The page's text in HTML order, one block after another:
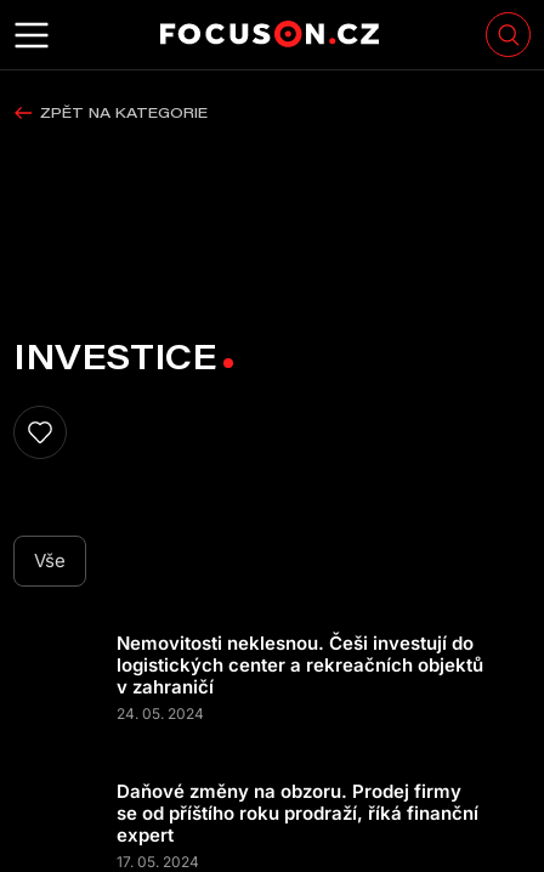
ZPĚT NA KATEGORIE
INVESTICE
Vše
Nemovitosti neklesnou. Češi investují do
logistických center a rekreačních objektů
v zahraničí
24. 05. 2024
Daňové změny na obzoru. Prodej firmy
se od příštího roku prodraží, říká finanční
expert
17. 05. 2024